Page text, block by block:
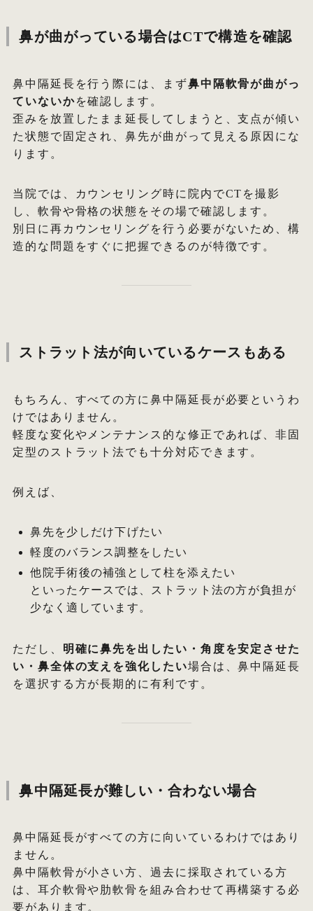
鼻が曲がっている場合はCTで構造を確認
鼻中隔延長を行う際には、まず鼻中隔軟骨が曲がっ
ていないかを確認します。
歪みを放置したまま延長してしまうと、支点が傾い
た状態で固定され、鼻先が曲がって見える原因にな
ります。
当院では、カウンセリング時に院内でCTを撮影
し、軟骨や骨格の状態をその場で確認します。
別日に再カウンセリングを行う必要がないため、構
造的な問題をすぐに把握できるのが特徴です。
ストラット法が向いているケースもある
もちろん、すべての方に鼻中隔延長が必要というわ
けではありません。
軽度な変化やメンテナンス的な修正であれば、非固
定型のストラット法でも十分対応できます。
例えば、
鼻先を少しだけ下げたい
軽度のバランス調整をしたい
他院手術後の補強として柱を添えたい
といったケースでは、ストラット法の方が負担が
少なく適しています。
ただし、 明確に鼻先を出したい・角度を安定させた
い・鼻全体の支えを強化したい場合は、鼻中隔延長
を選択する方が長期的に有利です。
鼻中隔延長が難しい・合わない場合
鼻中隔延長がすべての方に向いているわけではあり
ません。
鼻中隔軟骨が小さい方、過去に採取されている方
は、耳介軟骨や肋軟骨を組み合わせて再構築する必
要があります。